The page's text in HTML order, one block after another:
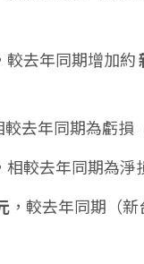
較去年同期增加約
較去年同期為虧損
相較去年同期為淨
，較去年同期（